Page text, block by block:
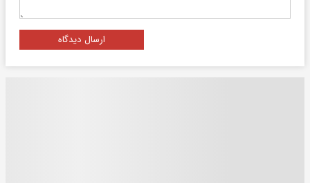
ارسال دیدگاه